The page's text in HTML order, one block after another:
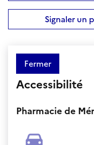
Signaler un
Fermer
Accessibilité
Pharmacie de